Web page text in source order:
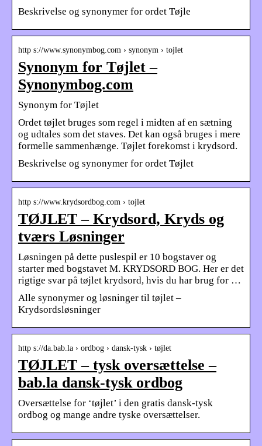
Beskrivelse og synonymer for ordet Tøjle
http s://www.synonymbog.com › synonym › tojlet
Synonym for Tøjlet –
Synonymbog.com
Synonym for Tøjlet
Ordet tøjlet bruges som regel i midten af ​​en sætning
og udtales som det staves. Det kan også bruges i mere
formelle sammenhænge. Tøjlet forekomst i krydsord.
Beskrivelse og synonymer for ordet Tøjlet
http s://www.krydsordbog.com › tojlet
TØJLET – Krydsord, Kryds og
tværs Løsninger
Løsningen på dette puslespil er 10 bogstaver og
starter med bogstavet M. KRYDSORD BOG. Her er det
rigtige svar på tøjlet krydsord, hvis du har brug for …
Alle synonymer og løsninger til tøjlet –
Krydsordsløsninger
http s://da.bab.la › ordbog › dansk-tysk › tøjlet
TØJLET – tysk oversættelse –
bab.la dansk-tysk ordbog
Oversættelse for ‘tøjlet’ i den gratis dansk-tysk
ordbog og mange andre tyske oversættelser.